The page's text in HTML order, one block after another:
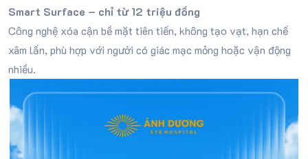
Smart Surface – chỉ từ 12 triệu đồng
Công nghệ xóa cận bề mặt tiên tiến, không tạo vạt, hạn chế
xâm lấn, phù hợp với người có giác mạc mỏng hoặc vận động
nhiều.